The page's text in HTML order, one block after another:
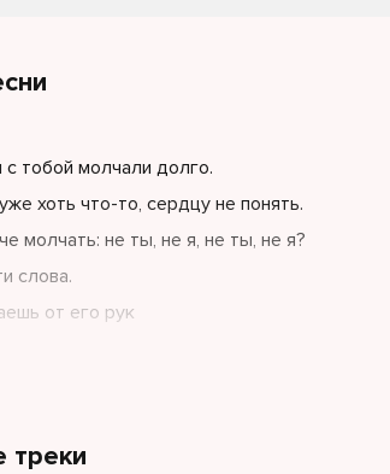
тобой молчали долго.
хоть что-то, сердцу не понять.
молчать: не ты, не я, не ты, не я?
слова.
от его рук
что не найти
нет нервов
треки